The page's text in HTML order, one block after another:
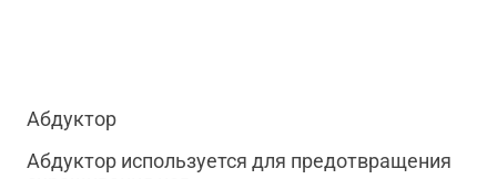
Абдуктор
Абдуктор используется для предотвращения